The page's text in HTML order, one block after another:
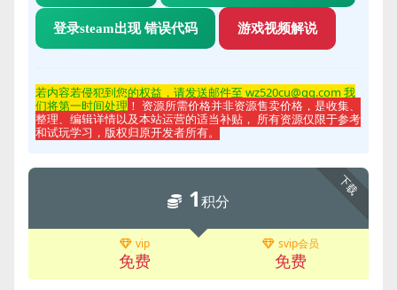
登录steam出现 错误代码 游戏视频解说
若内容若侵犯到您的权益，请发送邮件至 wz520cu@qq.com 我
们将第一时间处理 ！ 资源所需价格并非资源售卖价格，是收集、
整理、编辑详情以及本站运营的适当补贴， 所有资源仅限于参考
和试玩学习，版权归原开发者所有。
下载
1积分
vip
免费
svip会员
免费